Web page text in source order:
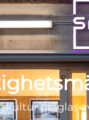
präglas